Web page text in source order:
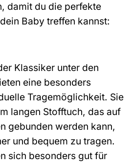
damit du die perfekte
Baby treffen kannst:
Klassiker unter den
eine besonders
Tragemöglichkeit. Sie
langen Stofftuch, das auf
gebunden werden kann,
und bequem zu tragen.
sich besonders gut für